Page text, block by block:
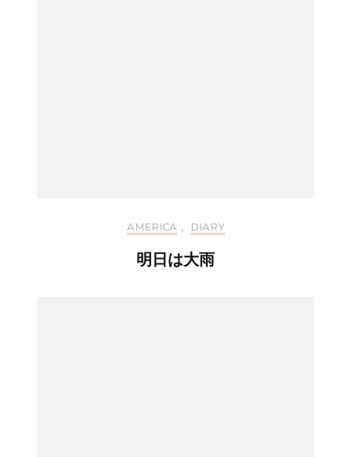
AMERICA , DIARY
明日は大雨